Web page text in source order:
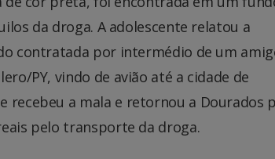
da droga. A adolescente relatou a
contratada por intermédio de um
PY, vindo de avião até a cidade de
recebeu a mala e retornou a Dourados
pelo transporte da droga.